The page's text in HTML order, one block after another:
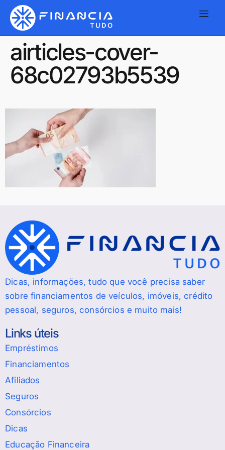
airticles-cover-
68c02793b5539
Dicas, informações, tudo que você precisa saber
sobre financiamentos de veículos, imóveis, crédito
pessoal, seguros, consórcios e muito mais!
Links úteis
Empréstimos
Financiamentos
Afiliados
Seguros
Consórcios
Dicas
Educação Financeira